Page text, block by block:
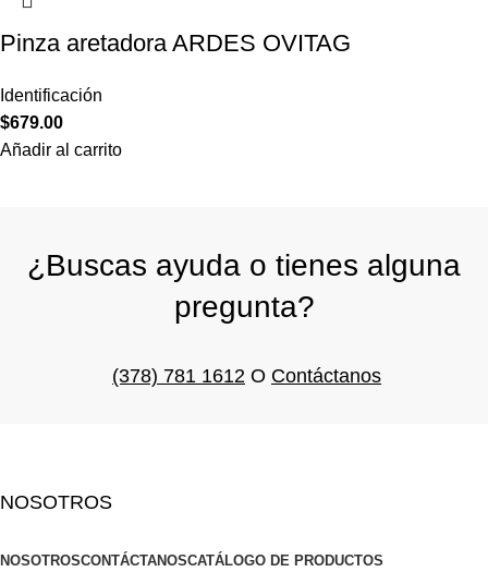
Pinza aretadora ARDES OVITAG
Identificación
$679.00
Añadir al carrito
¿Buscas ayuda o tienes alguna
pregunta?
(378) 781 1612 O Contáctanos
NOSOTROS
NOSOTROSCONTÁCTANOSCATÁLOGO DE PRODUCTOS